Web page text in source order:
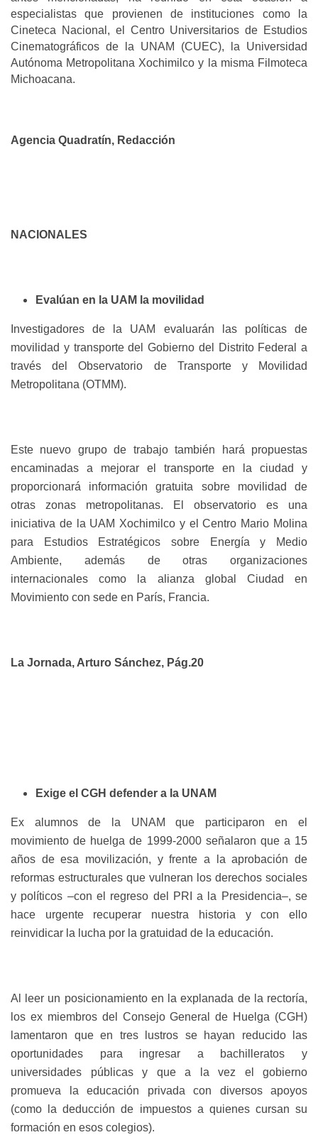
especialistas que provienen de instituciones como la
Cineteca Nacional, el Centro Universitarios de Estudios
Cinematográficos de la UNAM (CUEC), la Universidad
Autónoma Metropolitana Xochimilco y la misma Filmoteca
Michoacana.
Agencia Quadratín, Redacción
NACIONALES
Evalúan en la UAM la movilidad
Investigadores de la UAM evaluarán las políticas de
movilidad y transporte del Gobierno del Distrito Federal a
través del Observatorio de Transporte y Movilidad
Metropolitana (OTMM).
Este nuevo grupo de trabajo también hará propuestas
encaminadas a mejorar el transporte en la ciudad y
proporcionará información gratuita sobre movilidad de
otras zonas metropolitanas. El observatorio es una
iniciativa de la UAM Xochimilco y el Centro Mario Molina
para Estudios Estratégicos sobre Energía y Medio
Ambiente, además de otras organizaciones
internacionales como la alianza global Ciudad en
Movimiento con sede en París, Francia.
La Jornada, Arturo Sánchez, Pág.20
Exige el CGH defender a la UNAM
Ex alumnos de la UNAM que participaron en el
movimiento de huelga de 1999-2000 señalaron que a 15
años de esa movilización, y frente a la aprobación de
reformas estructurales que vulneran los derechos sociales
y políticos –con el regreso del PRI a la Presidencia–, se
hace urgente recuperar nuestra historia y con ello
reinvidicar la lucha por la gratuidad de la educación.
Al leer un posicionamiento en la explanada de la rectoría,
los ex miembros del Consejo General de Huelga (CGH)
lamentaron que en tres lustros se hayan reducido las
oportunidades para ingresar a bachilleratos y
universidades públicas y que a la vez el gobierno
promueva la educación privada con diversos apoyos
(como la deducción de impuestos a quienes cursan su
formación en esos colegios).